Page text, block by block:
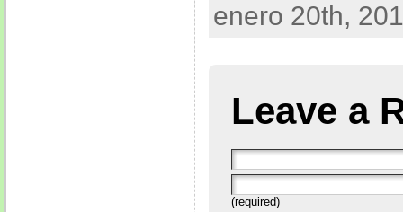
enero 20th,
Leave a
(required)